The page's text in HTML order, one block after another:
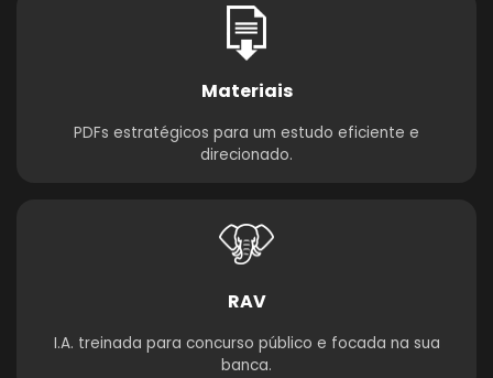
Materiais
PDFs estratégicos para um estudo eficiente e
direcionado.
RAV
I.A. treinada para concurso público e focada na sua
banca.